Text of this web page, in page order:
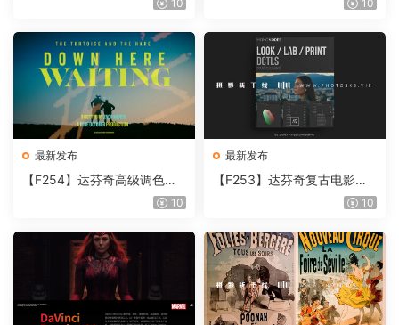
10 10
最新发布
【F254】达芬奇高级调色插
件 Contour V2.2.2 WinMac10
最新发布
【F253】达芬奇复古电影胶
片质感DCTL节点调色预设 M
T V4.0
10